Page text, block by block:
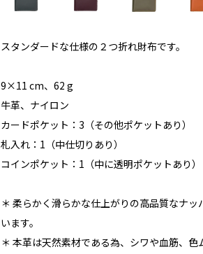
スタンダードな仕様の２つ折れ財布です。
9×11 cm、62 g
牛革、ナイロン
カードポケット：3（その他ポケットあり）
札入れ：1（中仕切りあり）
コインポケット：1（中に透明ポケットあり）
＊ 柔らかく滑らかな仕上がりの高品質なナッ
います。
＊ 本革は天然素材である為、シワや血筋、色